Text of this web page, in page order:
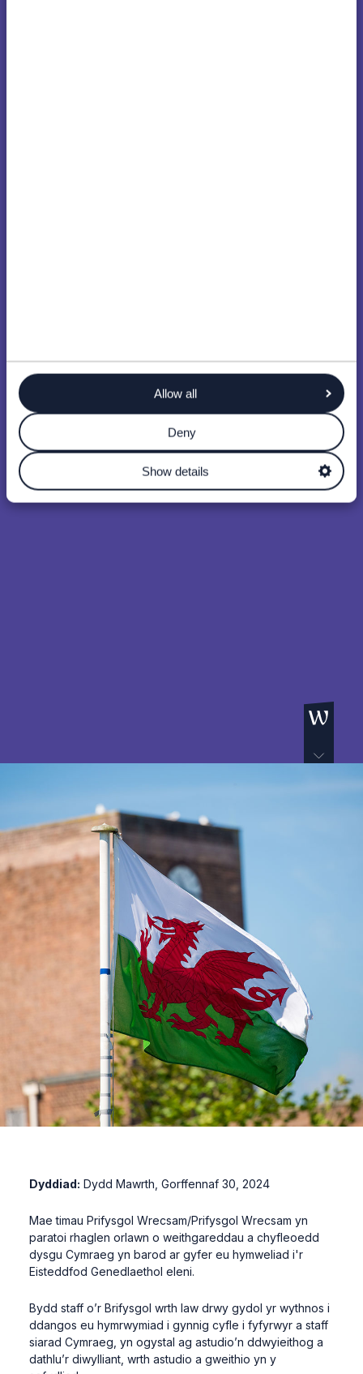
Allow all
Deny
Show details
Dyddiad: Dydd Mawrth, Gorffennaf 30, 2024
Mae timau Prifysgol Wrecsam/Prifysgol Wrecsam yn
paratoi rhaglen orlawn o weithgareddau a chyfleoedd
dysgu Cymraeg yn barod ar gyfer eu hymweliad i'r
Eisteddfod Genedlaethol eleni.
Bydd staff o’r Brifysgol wrth law drwy gydol yr wythnos i
ddangos eu hymrwymiad i gynnig cyfle i fyfyrwyr a staff
siarad Cymraeg, yn ogystal ag astudio’n ddwyieithog a
dathlu’r diwylliant, wrth astudio a gweithio yn y